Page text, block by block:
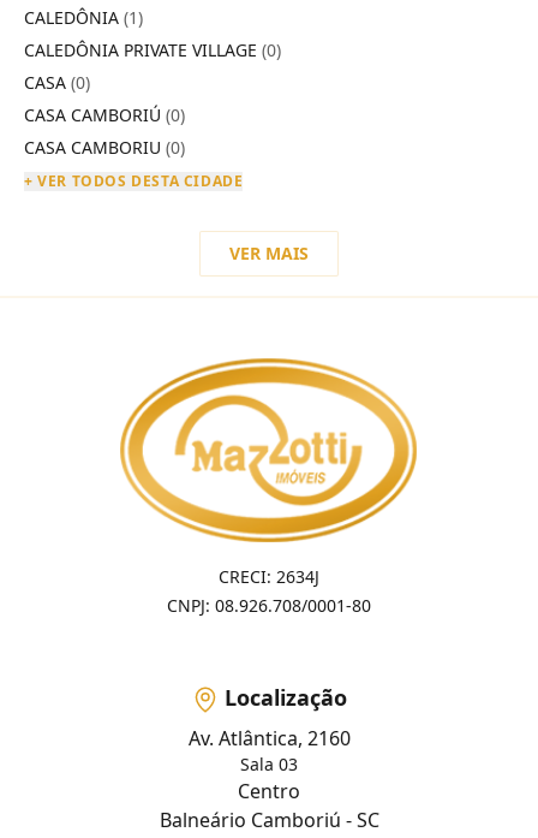
CALEDÔNIA (1)
CALEDÔNIA PRIVATE VILLAGE (0)
CASA (0)
CASA CAMBORIÚ (0)
CASA CAMBORIU (0)
+ VER TODOS DESTA CIDADE
VER MAIS
CRECI: 2634J
CNPJ: 08.926.708/0001-80
Localização
Av. Atlântica, 2160
Sala 03
Centro
Balneário Camboriú - SC